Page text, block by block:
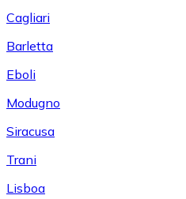
Cagliari
Barletta
Eboli
Modugno
Siracusa
Trani
Lisboa